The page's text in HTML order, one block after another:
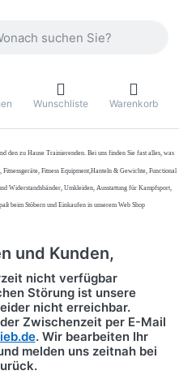
Wunschliste Warenkorb
den zu Hause Trainierenden. Bei uns finden Sie fast alles, was
Fitness Equipment,Hanteln & Gewichte, Functional
Widerstandsbänder, Umkleiden, Ausstattung für Kampfsport,
beim Stöbern und Einkaufen in unserem Web Shop
und Kunden,
nicht verfügbar
Störung ist unsere
nicht erreichbar.
Zwischenzeit per E-Mail
. Wir bearbeiten Ihr
melden uns zeitnah bei